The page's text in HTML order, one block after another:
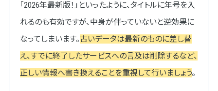
「2026年最新版！」といったように、タイトルに年号を入
れるのも有効ですが、中身が伴っていないと逆効果に
なってしまいます。古いデータは最新のものに差し替
え、すでに終了したサービスへの言及は削除するなど、
正しい情報へ書き換えることを重視して行いましょう。